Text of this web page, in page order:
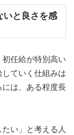
いと良さを感
任給が特別高い
ていく仕組みは
は、ある程度長
い」と考える人